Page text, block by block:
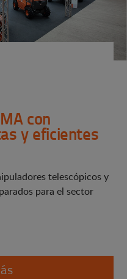
con
y eficientes
telescópicos y
para el sector